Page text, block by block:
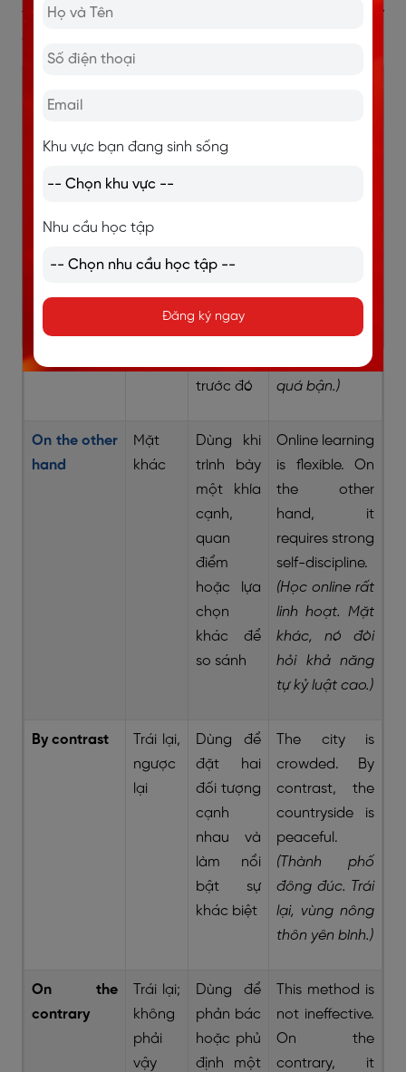
thế hoặc gần nghĩa với in contrast trong từng ngữ
cảnh cụ thể.
đạt
However
Tuy
chiều,
hoặc hạn
chế so
trước đó
gia cuộc họp.
Tuy nhiên, tôi
quá bận.)
On the other
hand
Mặt
khác
Dùng khi
trình bày
một khía
cạnh,
quan
điểm
hoặc lựa
chọn
khác để
so sánh
Online learning
is flexible. On
the other
hand, it
requires strong
self-discipline.
(Học online rất
linh hoạt. Mặt
khác, nó đòi
hỏi khả năng
tự kỷ luật cao.)
By contrast
Trái lại,
ngược
lại
Dùng để
đặt hai
đối tượng
cạnh
nhau và
làm nổi
bật sự
khác biệt
The city is
crowded. By
contrast, the
countryside is
peaceful.
(Thành phố
đông đúc. Trái
lại, vùng nông
thôn yên bình.)
On the
contrary
Trái lại;
không
phải
vậy
Dùng để
phản bác
hoặc phủ
định một
This method is
not ineffective.
On the
contrary, it
Khu vực bạn đang sinh sống
Nhu cầu học tập
Đăng ký ngay